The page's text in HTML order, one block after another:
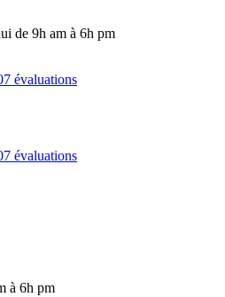
de 9h am à 6h pm
évaluations
évaluations
à 6h pm